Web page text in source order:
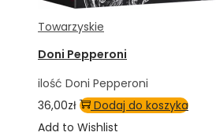
Towarzyskie
Doni Pepperoni
ilość Doni Pepperoni
36,00zł
Dodaj do koszyka
Add to Wishlist